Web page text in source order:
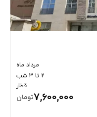
مرداد ماه
2 تا 3 شب
قطار
7,600,000تومان